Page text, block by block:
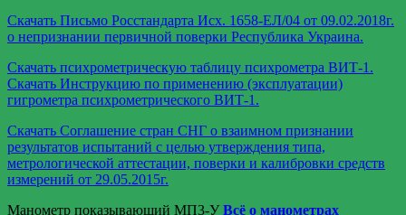
Скачать Письмо Росстандарта Исх. 1658-ЕЛ/04 от 09.02.2018г.
о непризнании первичной поверки Республика Украина.
Скачать психрометрическую таблицу психрометра ВИТ-1.
Скачать Инструкцию по применению (эксплуатации)
гигрометра психрометрического ВИТ-1.
Скачать Соглашение стран СНГ о взаимном признании
результатов испытаний с целью утверждения типа,
метрологической аттестации, поверки и калибровки средств
измерений от 29.05.2015г.
Манометр показывающий МП3-УВсё о манометрах